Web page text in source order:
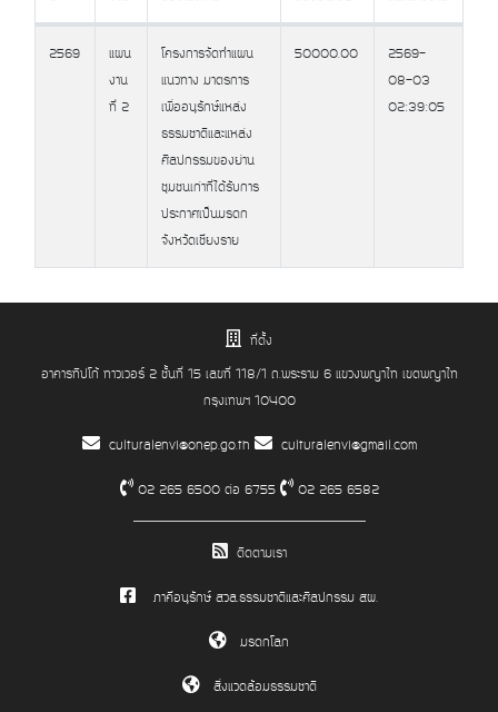
2569
แผน
งาน
ที่ 2
โครงการจัดทำแผน
แนวทาง มาตรการ
เพื่ออนุรักษ์แหล่ง
ธรรมชาติและแหล่ง
ศิลปกรรมของย่าน
ชุมชนเก่าที่ได้รับการ
ประกาศเป็นมรดก
จังหวัดเชียงราย
50000.00
2569-
08-03
02:39:05
ที่ตั้ง
อาคารทิปโก้ ทาวเวอร์ 2 ชั้นที่ 15 เลขที่ 118/1 ถ.พระราม 6 แขวงพญาไท เขตพญาไท
กรุงเทพฯ 10400
culturalenvi@onep.go.th culturalenvi@gmail.com
02 265 6500 ต่อ 6755 02 265 6582
ติดตามเรา
ภาคีอนุรักษ์ สวล.ธรรมชาติและศิลปกรรม สผ.
มรดกโลก
สิ่งแวดล้อมธรรมชาติ